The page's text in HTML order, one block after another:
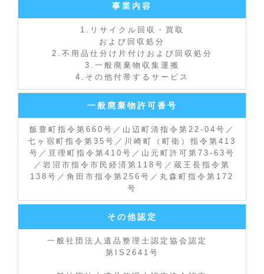
事業内容
1.リサイクル回収・買取
および回収処分
2.不用品仕分け片付けおよび回収処分
3.一般廃棄物収集運搬
4.その他付帯するサービス
一般廃棄物許可番号
飯豊町指令第660号／山辺町清指令第22-04号／
七ヶ宿町指令第35号／川崎町（町衛）指令第413
号／亘理町指令第410号／山元町許可第73-63号
／岩沼市指令市民経済第118号／蔵王長指令第
138号／角田市指令第256号／丸森町指令第172
号
その他認定
一般社団法人遺品整理士認定協会認定
第IS2641号